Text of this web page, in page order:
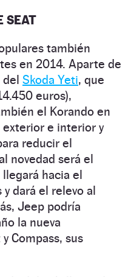
SEAT
también
en 2014. Aparte de
del Skoda Yeti, que
euros),
el Korando en
exterior e interior y
reducir el
novedad será el
llegará hacia el
dará el relevo al
Jeep podría
la nueva
Compass, sus